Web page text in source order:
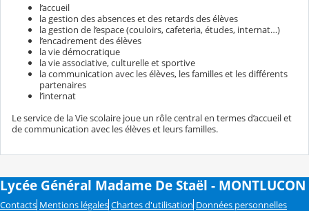
l’accueil
la gestion des absences et des retards des élèves
la gestion de l’espace (couloirs, cafeteria, études, internat…)
l’encadrement des élèves
la vie démocratique
la vie associative, culturelle et sportive
la communication avec les élèves, les familles et les différents
partenaires
l’internat
Le service de la Vie scolaire joue un rôle central en termes d’accueil et
de communication avec les élèves et leurs familles.
Lycée Général Madame De Staël - MONTLUCON
Contacts Mentions légales Chartes d'utilisation Données personnelles